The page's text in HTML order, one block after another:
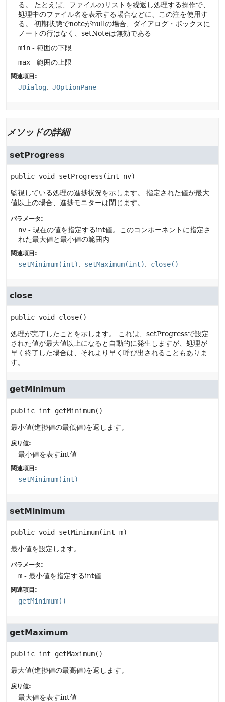
る。
たとえば、ファイルのリストを繰返し処理する操作で、
処理中のファイル名を表示する場合などに、この注を使用す
る。
初期状態でnoteがnullの場合、ダイアログ・ボックスに
ノートの行はなく、setNoteは無効である
min - 範囲の下限
max - 範囲の上限
関連項目:
JDialog JOptionPane
メソッドの詳細
setProgress
public void setProgress (int nv)
監視している処理の進捗状況を示します。
指定された値が最大
値以上の場合、進捗モニターは閉じます。
パラメータ:
nv - 現在の値を指定するint値。このコンポーネントに指定さ
れた最大値と最小値の範囲内
関連項目:
setMinimum(int) setMaximum(int) close()
close
public void close()
処理が完了したことを示します。
これは、setProgressで設定
された値が最大値以上になると自動的に発生しますが、処理が
早く終了した場合は、それより早く呼び出されることもありま
す。
getMinimum
public int getMinimum()
最小値(進捗値の最低値)を返します。
戻り値:
最小値を表すint値
関連項目:
setMinimum(int)
setMinimum
public void setMinimum(int m)
最小値を設定します。
パラメータ:
m - 最小値を指定するint値
関連項目:
getMinimum()
getMaximum
public int getMaximum()
最大値(進捗値の最高値)を返します。
戻り値:
最大値を表すint値